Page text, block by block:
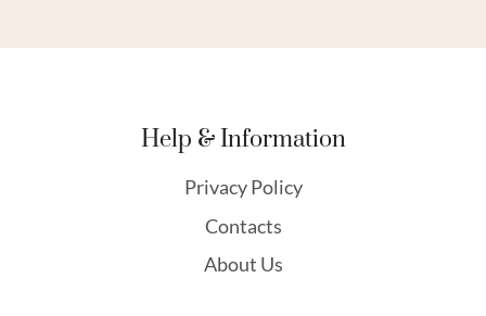
Help & Information
Privacy Policy
Contacts
About Us